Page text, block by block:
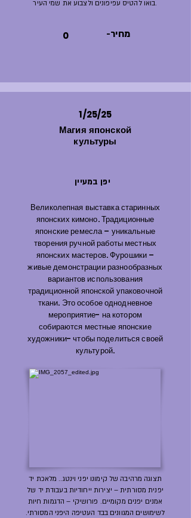
בואו להטיס עפיפונים ולצבוע את שמי העיר.
0 -מחיר
1/25/25
Магия японской
культуры
יפן במעיין
Великолепная выставка старинных
японских кимоно. Традиционные
японские ремесла – уникальные
творения ручной работы местных
японских мастеров. Фурошики –
живые демонстрации разнообразных
вариантов использования
традиционной японской упаковочной
ткани. Это особое однодневное
мероприятие- на котором
собираются местные японские
художники- чтобы поделиться своей
культурой.
תצוגה מרהיבה של קימונו יפני וינטג.. מלאכת יד
יפנית מסורתית – יצירות ייחודיות בעבודת יד של
אמנים יפנים מקומיים. פורושיקי – הדגמות חיות
לשימושים המגוונים בבד העטיפה היפני המסורתי.